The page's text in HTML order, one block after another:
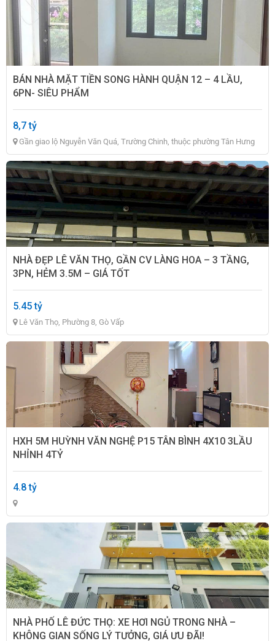
BÁN NHÀ MẶT TIỀN SONG HÀNH QUẬN 12 – 4 LẦU,
6PN- SIÊU PHẨM
8,7 tỷ
Gần giao lộ Nguyễn Văn Quá, Trường Chinh, thuộc phường Tân Hưng
Thuận, Quận 12
NHÀ ĐẸP LÊ VĂN THỌ, GẦN CV LÀNG HOA – 3 TẦNG,
3PN, HẺM 3.5M – GIÁ TỐT
5.45 tỷ
Lê Văn Thọ, Phường 8, Gò Vấp
HXH 5M HUỲNH VĂN NGHỆ P15 TÂN BÌNH 4X10 3LẦU
NHỈNH 4TỶ
4.8 tỷ
NHÀ PHỐ LÊ ĐỨC THỌ: XE HƠI NGỦ TRONG NHÀ –
KHÔNG GIAN SỐNG LÝ TƯỞNG, GIÁ ƯU ĐÃI!